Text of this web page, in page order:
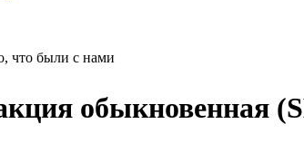
что были с нами
обыкновенная